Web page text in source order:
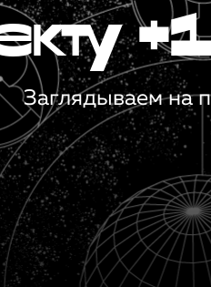
Заглядываем на